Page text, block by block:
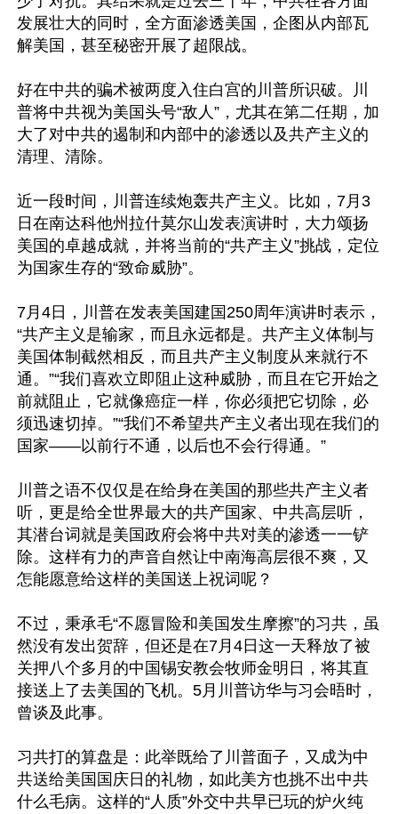
发展壮大的同时，全方面渗透美国，企图从内部瓦
解美国，甚至秘密开展了超限战。
好在中共的骗术被两度入住白宫的川普所识破。川
普将中共视为美国头号“敌人”，尤其在第二任期，加
大了对中共的遏制和内部中的渗透以及共产主义的
清理、清除。
近一段时间，川普连续炮轰共产主义。比如，7月3
日在南达科他州拉什莫尔山发表演讲时，大力颂扬
美国的卓越成就，并将当前的“共产主义”挑战，定位
为国家生存的“致命威胁”。
7月4日，川普在发表美国建国250周年演讲时表示，
“共产主义是输家，而且永远都是。共产主义体制与
美国体制截然相反，而且共产主义制度从来就行不
通。”“我们喜欢立即阻止这种威胁，而且在它开始之
前就阻止，它就像癌症一样，你必须把它切除，必
须迅速切掉。”“我们不希望共产主义者出现在我们的
国家——以前行不通，以后也不会行得通。”
川普之语不仅仅是在给身在美国的那些共产主义者
听，更是给全世界最大的共产国家、中共高层听，
其潜台词就是美国政府会将中共对美的渗透一一铲
除。这样有力的声音自然让中南海高层很不爽，又
怎能愿意给这样的美国送上祝词呢？
不过，秉承毛“不愿冒险和美国发生摩擦”的习共，虽
然没有发出贺辞，但还是在7月4日这一天释放了被
关押八个多月的中国锡安教会牧师金明日，将其直
接送上了去美国的飞机。5月川普访华与习会晤时，
曾谈及此事。
习共打的算盘是：此举既给了川普面子，又成为中
共送给美国国庆日的礼物，如此美方也挑不出中共
什么毛病。这样的“人质”外交中共早已玩的炉火纯